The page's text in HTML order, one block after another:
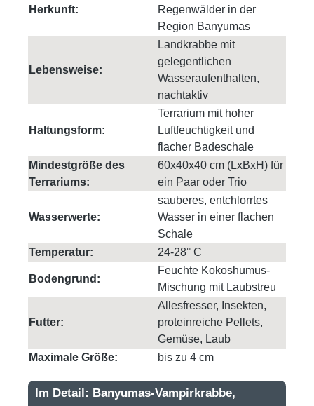
Herkunft:
Regenwälder in der
Region Banyumas
Lebensweise:
Landkrabbe mit
gelegentlichen
Wasseraufenthalten,
nachtaktiv
Haltungsform:
Terrarium mit hoher
Luftfeuchtigkeit und
flacher Badeschale
Mindestgröße des
Terrariums:
60x40x40 cm (LxBxH) für
ein Paar oder Trio
Wasserwerte:
sauberes, entchlorrtes
Wasser in einer flachen
Schale
Temperatur:
24-28° C
Bodengrund:
Feuchte Kokoshumus-
Mischung mit Laubstreu
Futter:
Allesfresser, Insekten,
proteinreiche Pellets,
Gemüse, Laub
Maximale Größe:
bis zu 4 cm
Im Detail: Banyumas-Vampirkrabbe,